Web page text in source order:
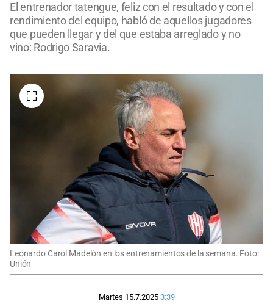
El entrenador tatengue, feliz con el resultado y con el
rendimiento del equipo, habló de aquellos jugadores
que pueden llegar y del que estaba arreglado y no
vino: Rodrigo Saravia.
Leonardo Carol Madelón en los entrenamientos de la semana. Foto:
Unión
Martes 15.7.2025 3:39